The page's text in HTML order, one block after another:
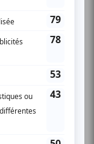
suivant les
adjacent au
avec la brochette
printemps
Télévision.